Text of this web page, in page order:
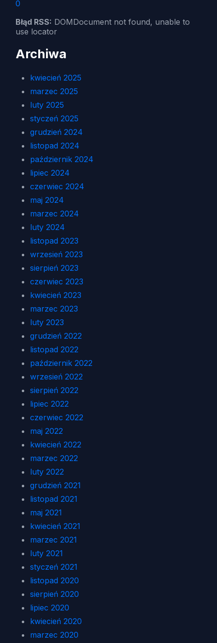
0
Błąd RSS: DOMDocument not found, unable to
use locator
Archiwa
kwiecień 2025
marzec 2025
luty 2025
styczeń 2025
grudzień 2024
listopad 2024
październik 2024
lipiec 2024
czerwiec 2024
maj 2024
marzec 2024
luty 2024
listopad 2023
wrzesień 2023
sierpień 2023
czerwiec 2023
kwiecień 2023
marzec 2023
luty 2023
grudzień 2022
listopad 2022
październik 2022
wrzesień 2022
sierpień 2022
lipiec 2022
czerwiec 2022
maj 2022
kwiecień 2022
marzec 2022
luty 2022
grudzień 2021
listopad 2021
maj 2021
kwiecień 2021
marzec 2021
luty 2021
styczeń 2021
listopad 2020
sierpień 2020
lipiec 2020
kwiecień 2020
marzec 2020